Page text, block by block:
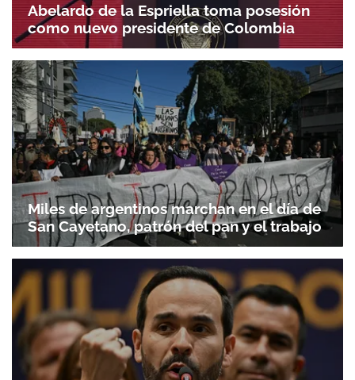
Abelardo de la Espriella toma posesión
como nuevo presidente de Colombia
Miles de argentinos marchan en el día de
San Cayetano, patrón del pan y el trabajo